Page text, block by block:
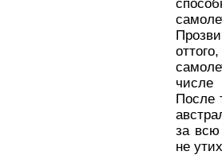
числе
После
за всю
не